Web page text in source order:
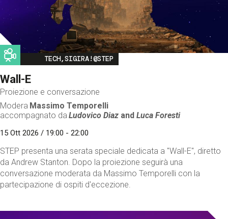
Image
TECH,SIGIRA!@STEP
Wall-E
Proiezione e conversazione
Modera Massimo Temporelli
accompagnato da Ludovico Diaz andLuca Foresti
15 Ott 2026 / 19:00 - 22:00
STEP presenta una serata speciale dedicata a "Wall-E", diretto
da Andrew Stanton. Dopo la proiezione seguirà una
conversazione moderata da Massimo Temporelli con la
partecipazione di ospiti d'eccezione.